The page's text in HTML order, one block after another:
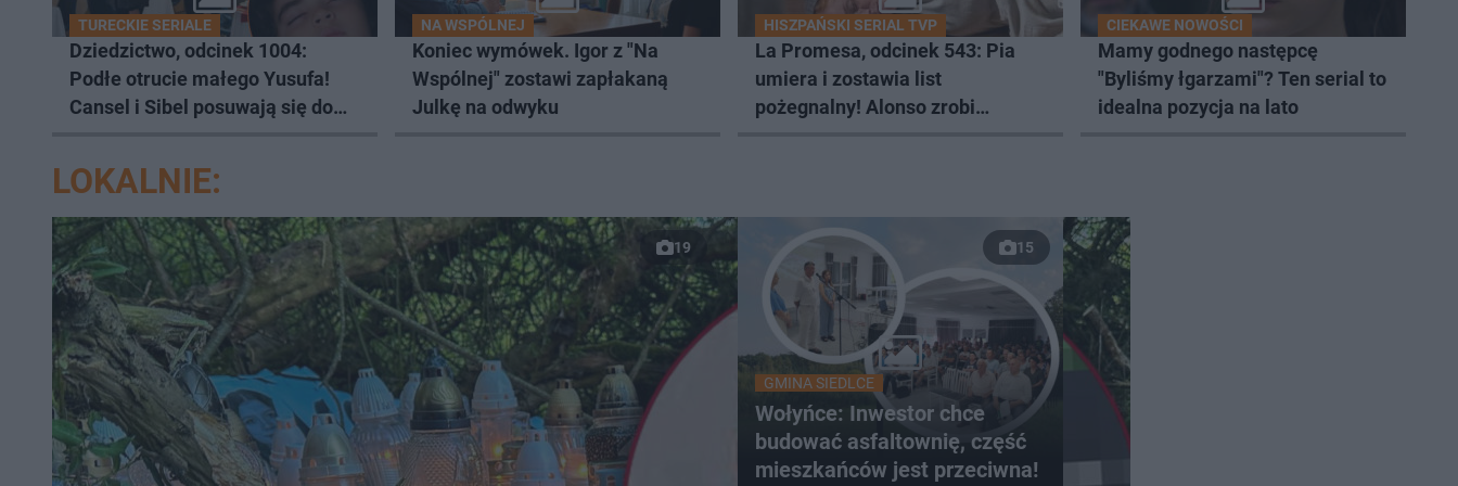
TURECKIE SERIALE
Dziedzictwo, odcinek 1004:
Podłe otrucie małego Yusufa!
Cansel i Sibel posuwają się do
NA WSPÓLNEJ
Koniec wymówek. Igor z "Na
Wspólnej" zostawi zapłakaną
Julkę na odwyku
HISZPAŃSKI SERIAL TVP
La Promesa, odcinek 543: Pia
umiera i zostawia list
pożegnalny! Alonso zrobi
CIEKAWE NOWOŚCI
Mamy godnego następcę
"Byliśmy łgarzami"? Ten serial to
idealna pozycja na lato
LOKALNIE:
19 15
GMINA SIEDLCE
Wołyńce: Inwestor chce
budować asfaltownię, część
mieszkańców jest przeciwna!